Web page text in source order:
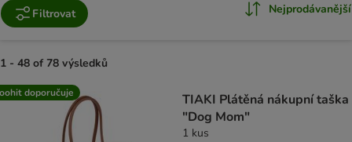
Filtrovat Nejprodávanější
1 - 48 of 78 výsledků
product items have been changed
doporučuje
TIAKI Plátěná nákupní taška
"Dog Mom"
1 kus